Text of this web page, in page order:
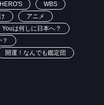
WBS
アニメ
Youは何しに日本へ？
開運！なんでも鑑定団